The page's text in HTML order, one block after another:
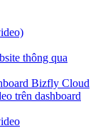
thông qua
Bizfly Cloud
trên dashboard